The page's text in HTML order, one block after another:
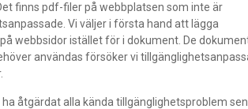
finns pdf-filer på webbplatsen som inte är
Vi väljer i första hand att lägga
webbsidor istället för i dokument. De
användas försöker vi
åtgärdat alla kända tillgänglighetsproblem